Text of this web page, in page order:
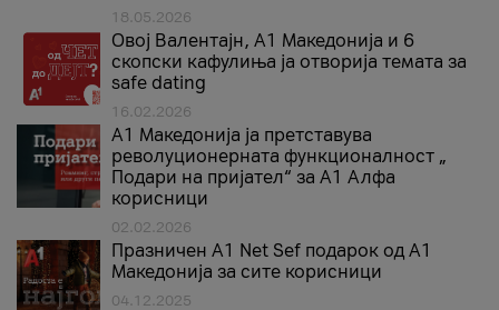
18.05.2026
Овој Валентајн, A1 Македонија и 6
скопски кафулиња ја отворија темата за
safe dating
16.02.2026
А1 Македонија ја претставува
револуционерната функционалност „
Подари на пријател“ за А1 Алфа
корисници
02.02.2026
Празничен A1 Net Sеf подарок од А1
Македонија за сите корисници
04.12.2025